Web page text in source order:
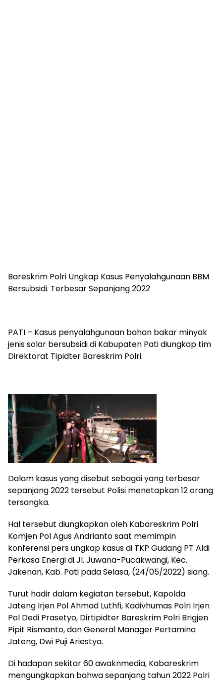
Bareskrim Polri Ungkap Kasus Penyalahgunaan BBM
Bersubsidi. Terbesar Sepanjang 2022
PATI – Kasus penyalahgunaan bahan bakar minyak
jenis solar bersubsidi di Kabupaten Pati diungkap tim
Direktorat Tipidter Bareskrim Polri.
Dalam kasus yang disebut sebagai yang terbesar
sepanjang 2022 tersebut Polisi menetapkan 12 orang
tersangka.
Hal tersebut diungkapkan oleh Kabareskrim Polri
Komjen Pol Agus Andrianto saat memimpin
konferensi pers ungkap kasus di TKP Gudang PT Aldi
Perkasa Energi di Jl. Juwana-Pucakwangi, Kec.
Jakenan, Kab. Pati pada Selasa, (24/05/2022) siang.
Turut hadir dalam kegiatan tersebut, Kapolda
Jateng Irjen Pol Ahmad Luthfi, Kadivhumas Polri Irjen
Pol Dedi Prasetyo, Dirtipidter Bareskrim Polri Brigjen
Pipit Rismanto, dan General Manager Pertamina
Jateng, Dwi Puji Ariestya.
Di hadapan sekitar 60 awaknmedia, Kabareskrim
mengungkapkan bahwa sepanjang tahun 2022 Polri